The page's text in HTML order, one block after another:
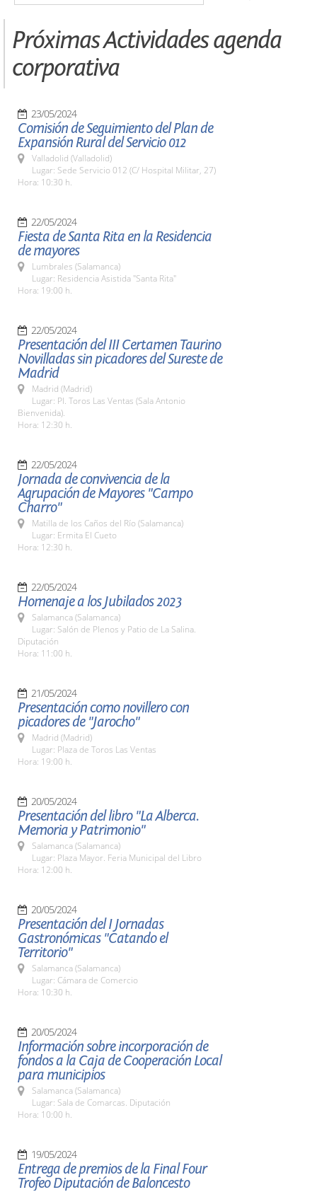
Próximas Actividades agenda
corporativa
23/05/2024
Comisión de Seguimiento del Plan de
Expansión Rural del Servicio 012
Valladolid (Valladolid)
Lugar: Sede Servicio 012 (C/ Hospital Militar, 27)
Hora: 10:30 h.
22/05/2024
Fiesta de Santa Rita en la Residencia
de mayores
Lumbrales (Salamanca)
Lugar: Residencia Asistida "Santa Rita"
Hora: 19:00 h.
22/05/2024
Presentación del III Certamen Taurino
Novilladas sin picadores del Sureste de
Madrid
Madrid (Madrid)
Lugar: Pl. Toros Las Ventas (Sala Antonio
Bienvenida).
Hora: 12:30 h.
22/05/2024
Jornada de convivencia de la
Agrupación de Mayores "Campo
Charro"
Matilla de los Caños del Río (Salamanca)
Lugar: Ermita El Cueto
Hora: 12:30 h.
22/05/2024
Homenaje a los Jubilados 2023
Salamanca (Salamanca)
Lugar: Salón de Plenos y Patio de La Salina.
Diputación
Hora: 11:00 h.
21/05/2024
Presentación como novillero con
picadores de "Jarocho"
Madrid (Madrid)
Lugar: Plaza de Toros Las Ventas
Hora: 19:00 h.
20/05/2024
Presentación del libro "La Alberca.
Memoria y Patrimonio"
Salamanca (Salamanca)
Lugar: Plaza Mayor. Feria Municipal del Libro
Hora: 12:00 h.
20/05/2024
Presentación del I Jornadas
Gastronómicas "Catando el
Territorio"
Salamanca (Salamanca)
Lugar: Cámara de Comercio
Hora: 10:30 h.
20/05/2024
Información sobre incorporación de
fondos a la Caja de Cooperación Local
para municipios
Salamanca (Salamanca)
Lugar: Sala de Comarcas. Diputación
Hora: 10:00 h.
19/05/2024
Entrega de premios de la Final Four
Trofeo Diputación de Baloncesto